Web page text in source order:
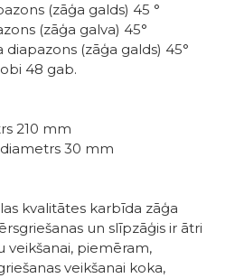
(zāģa galds) 45 °
(zāģa galva) 45°
(zāģa galds) 45°
48 gab.
210 mm
30 mm
kvalitātes karbīda zāģa
un slīpzāģis ir ātri
veikšanai, piemēram,
veikšanai koka,